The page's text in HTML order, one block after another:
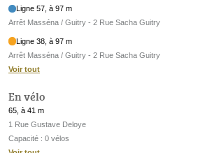
Ligne 57, à 97 m
Arrêt Masséna / Guitry - 2 Rue Sacha Guitry
Ligne 38, à 97 m
Arrêt Masséna / Guitry - 2 Rue Sacha Guitry
Voir tout
En vélo
65, à 41 m
1 Rue Gustave Deloye
Capacité : 0 vélos